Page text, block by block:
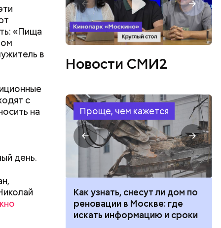
«Пища
в
с
на
день.
Новости СМИ2
Проще, чем кажется
тысяч
при
Как узнать, снесут ли дом по
реновации в Москве: где
искать информацию и сроки